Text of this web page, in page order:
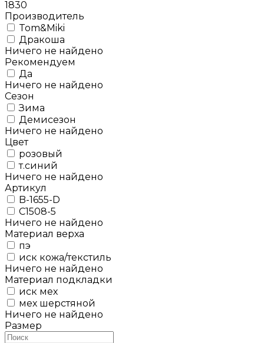
1830
Производитель
Tom&Miki
Дракоша
Ничего не найдено
Рекомендуем
Да
Ничего не найдено
Сезон
Зима
Демисезон
Ничего не найдено
Цвет
розовый
т.синий
Ничего не найдено
Артикул
B-1655-D
C1508-5
Ничего не найдено
Материал верха
пэ
иск кожа/текстиль
Ничего не найдено
Материал подкладки
иск мех
мех шерстяной
Ничего не найдено
Размер